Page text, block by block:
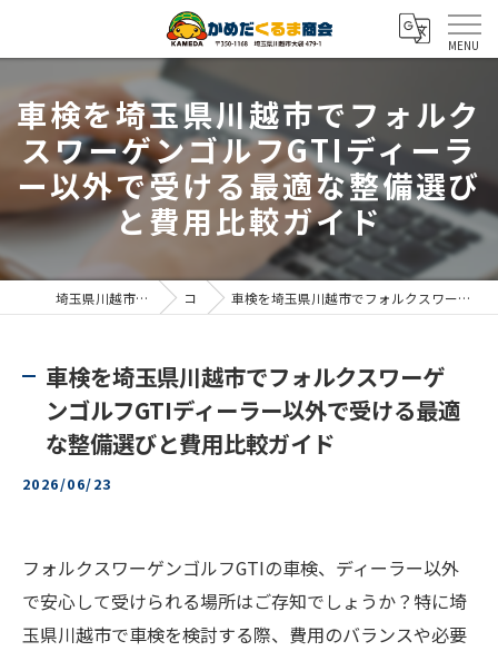
車検を埼玉県川越市でフォルク
スワーゲンゴルフGTIディーラ
ー以外で受ける最適な整備選び
と費用比較ガイド
埼玉県川越市の車検ならかめだくるま商会 コラム 車検を埼玉県川越市でフォルクスワーゲンゴルフGTIディーラー以外で受ける最適な整備選びと費用比較ガイド
車検を埼玉県川越市でフォルクスワーゲ
ンゴルフGTIディーラー以外で受ける最適
な整備選びと費用比較ガイド
2026/06/23
フォルクスワーゲンゴルフGTIの車検、ディーラー以外
で安心して受けられる場所はご存知でしょうか？特に埼
玉県川越市で車検を検討する際、費用のバランスや必要